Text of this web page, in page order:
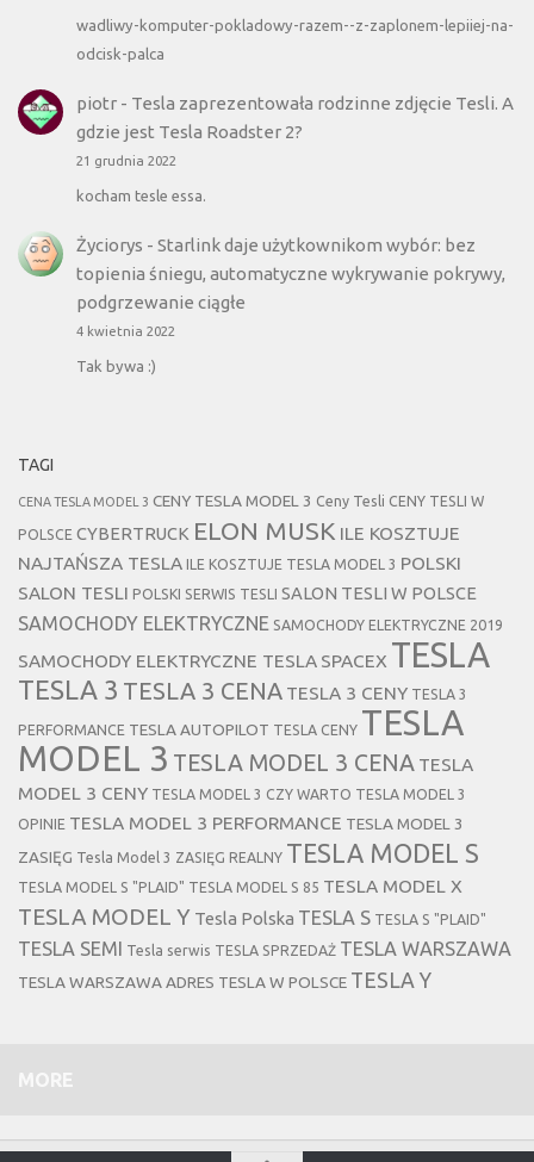
wadliwy-komputer-pokladowy-razem--z-zaplonem-lepiiej-na-
odcisk-palca
piotr- Tesla zaprezentowała rodzinne zdjęcie Tesli. A
gdzie jest Tesla Roadster 2?
21 grudnia 2022
kocham tesle essa.
Życiorys - Starlink daje użytkownikom wybór: bez
topienia śniegu, automatyczne wykrywanie pokrywy,
podgrzewanie ciągłe
4 kwietnia 2022
Tak bywa :)
TAGI
CENA TESLA MODEL 3 CENY TESLA MODEL 3 Ceny Tesli CENY TESLI W
POLSCE CYBERTRUCK ELON MUSK ILE KOSZTUJE
NAJTAŃSZA TESLA ILE KOSZTUJE TESLA MODEL 3 POLSKI
SALON TESLI POLSKI SERWIS TESLI SALON TESLI W POLSCE
SAMOCHODY ELEKTRYCZNE SAMOCHODY ELEKTRYCZNE 2019
SAMOCHODY ELEKTRYCZNE TESLA SPACEX TESLA
TESLA 3 TESLA 3 CENA TESLA 3 CENY TESLA 3
PERFORMANCE TESLA AUTOPILOT TESLA CENY TESLA
MODEL 3 TESLA MODEL 3 CENA TESLA
MODEL 3 CENY TESLA MODEL 3 CZY WARTO TESLA MODEL 3
OPINIE TESLA MODEL 3 PERFORMANCE TESLA MODEL 3
ZASIĘG Tesla Model 3 ZASIĘG REALNY TESLA MODEL S
TESLA MODEL S "PLAID" TESLA MODEL S 85 TESLA MODEL X
TESLA MODEL Y Tesla Polska TESLA S TESLA S "PLAID"
TESLA SEMI Tesla serwis TESLA SPRZEDAŻ TESLA WARSZAWA
TESLA WARSZAWA ADRES TESLA W POLSCE TESLA Y
MORE